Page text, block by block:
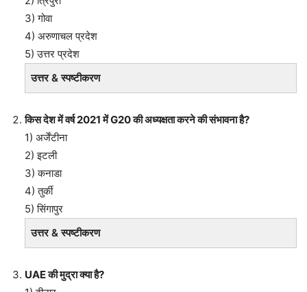
3) गोवा
4) अरुणाचल प्रदेश
5) उत्तर प्रदेश
उत्तर & स्पष्टीकरण
किस देश में वर्ष 2021 में G20 की अध्यक्षता करने की संभावना है?
1) अर्जेंटीना
2) इटली
3) कनाडा
4) तुर्की
5) सिंगापुर
उत्तर & स्पष्टीकरण
UAE की मुद्रा क्या है?